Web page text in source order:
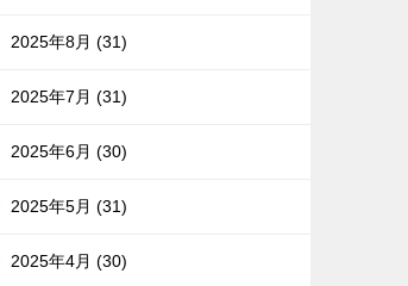
2025年8月 (31)
2025年7月 (31)
2025年6月 (30)
2025年5月 (31)
2025年4月 (30)